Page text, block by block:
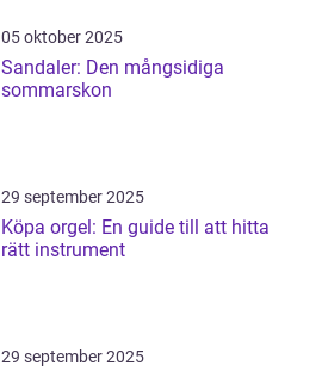
05 oktober 2025
Sandaler: Den mångsidiga
sommarskon
29 september 2025
Köpa orgel: En guide till att hitta
rätt instrument
29 september 2025